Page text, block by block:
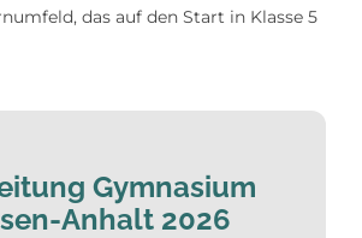
das auf den Start in Klasse 5
Gymnasium
Anhalt 2026